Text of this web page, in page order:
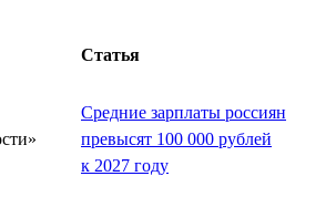
Статья
Средние зарплаты россиян
превысят 100 000 рублей
к 2027 году